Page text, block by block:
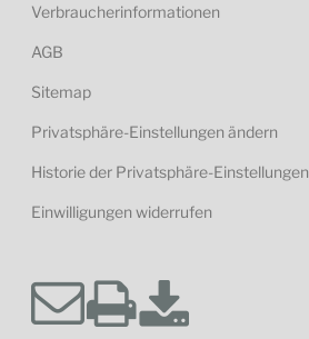
Verbraucherinformationen
AGB
Sitemap
Privatsphäre-Einstellungen ändern
Historie der Privatsphäre-Einstellungen
Einwilligungen widerrufen